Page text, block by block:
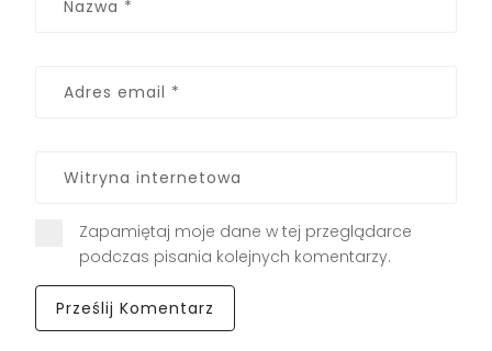
Zapamiętaj moje dane w tej przeglądarce
podczas pisania kolejnych komentarzy.